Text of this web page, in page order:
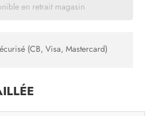
en retrait magasin
(CB, Visa, Mastercard)